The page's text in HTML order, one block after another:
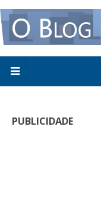
PUBLICIDADE